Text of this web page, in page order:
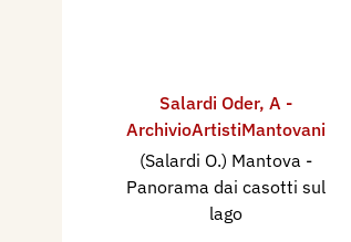
Salardi Oder, A -
ArchivioArtistiMantovani
(Salardi O.) Mantova -
Panorama dai casotti sul
lago